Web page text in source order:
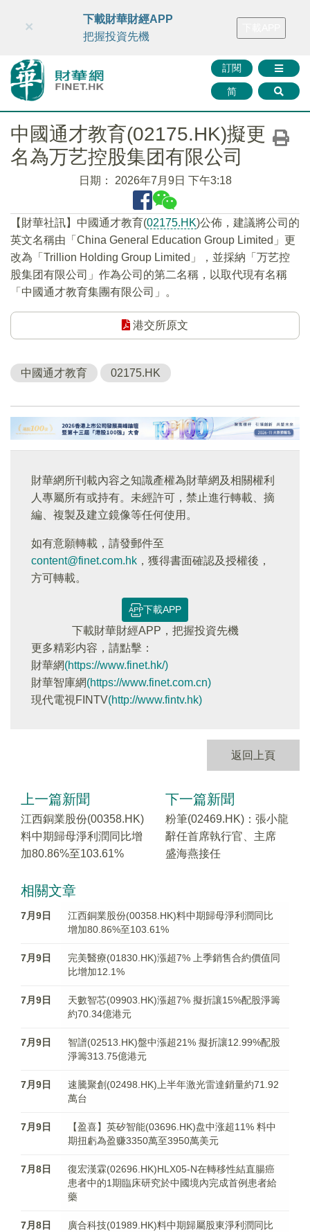
財華智庫網 FINTV FINMETA 財華證券 媒體矩陣
訂閱
简
×
下載財華財經APP
把握投資先機
中國通才教育(02175.HK)擬更
名為万艺控股集团有限公司
日期： 2026年7月9日 下午3:18
【財華社訊】中國通才教育(02175.HK)公佈，建議將公司的
英文名稱由「China General Education Group Limited」更
改為「Trillion Holding Group Limited」，並採納「万艺控
股集团有限公司」作為公司的第二名稱，以取代現有名稱
「中國通才教育集團有限公司」。
港交所原文
中國通才教育 02175.HK
財華網所刊載內容之知識產權為財華網及相關權利
人專屬所有或持有。未經許可，禁止進行轉載、摘
編、複製及建立鏡像等任何使用。
如有意願轉載，請發郵件至
content@finet.com.hk ，獲得書面確認及授權後，
方可轉載。
下載APP
下載財華財經APP，把握投資先機
更多精彩内容，請點擊：
財華網(https://www.finet.hk/)
財華智庫網(https://www.finet.com.cn)
現代電視FINTV(http://www.fintv.hk)
返回上頁
上一篇新聞
江西銅業股份(00358.HK)
料中期歸母淨利潤同比增
加80.86%至103.61%
下一篇新聞
粉筆(02469.HK)：張小龍
辭任首席執行官、主席
盛海燕接任
相關文章
7月9日
江西銅業股份(00358.HK)料中期歸母淨利潤同比
增加80.86%至103.61%
7月9日
完美醫療(01830.HK)漲超7% 上季銷售合約價值同
比增加12.1%
7月9日
天數智芯(09903.HK)漲超7% 擬折讓15%配股淨籌
約70.34億港元
7月9日
智譜(02513.HK)盤中漲超21% 擬折讓12.99%配股
淨籌313.75億港元
7月9日
速騰聚創(02498.HK)上半年激光雷達銷量約71.92
萬台
7月9日
【盈喜】英矽智能(03696.HK)盘中涨超11% 料中
期扭虧為盈赚3350萬至3950萬美元
7月8日
復宏漢霖(02696.HK)HLX05-N在轉移性結直腸癌
患者中的1期臨床研究於中國境內完成首例患者給
藥
7月8日
廣合科技(01989.HK)料中期歸屬股東淨利潤同比